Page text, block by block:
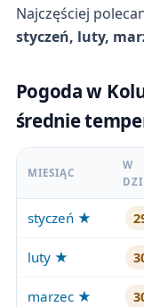
Najczęściej
styczeń, luty,
Pogoda w
średnie
MIESIĄC
W
styczeń ★
luty ★
marzec ★